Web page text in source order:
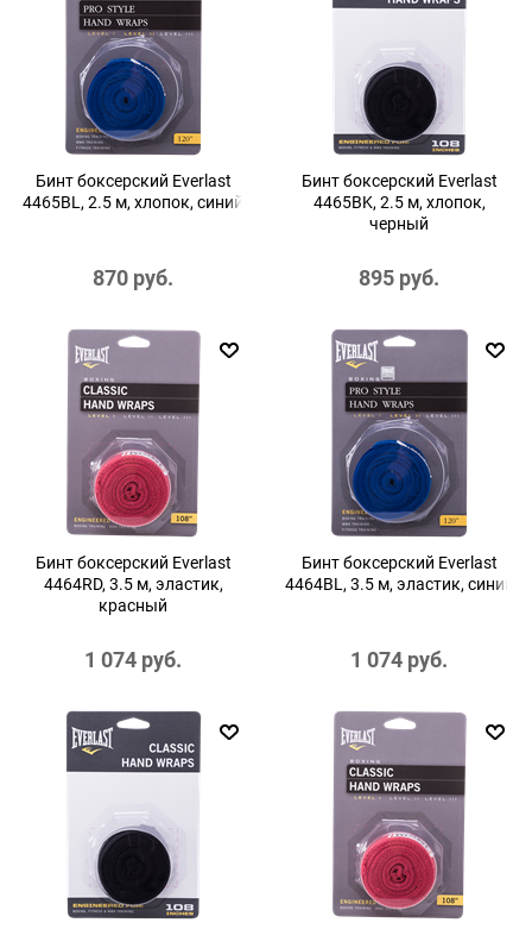
Бинт боксерский Everlast
4465BL, 2.5 м, хлопок, синий
870 руб.
Бинт боксерский Everlast
4465BK, 2.5 м, хлопок,
черный
895 руб.
Бинт боксерский Everlast
4464RD, 3.5 м, эластик,
красный
1 074 руб.
Бинт боксерский Everlast
4464BL, 3.5 м, эластик, синий
1 074 руб.